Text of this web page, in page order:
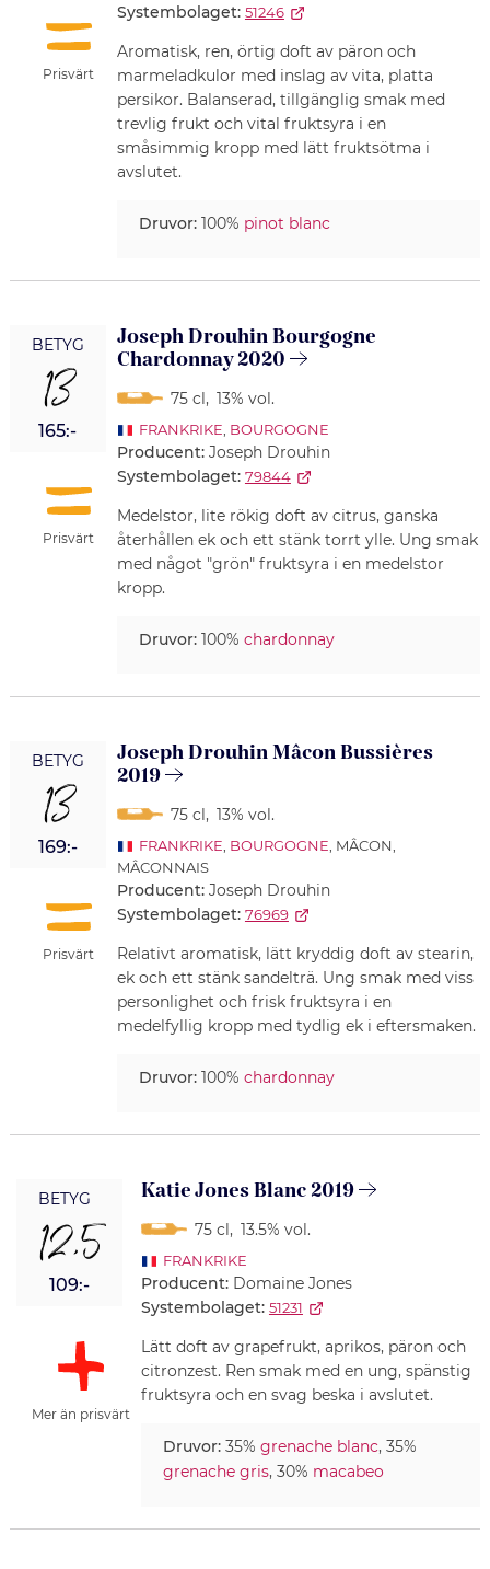
Prisvärt
Systembolaget: 51246
Aromatisk, ren, örtig doft av päron och
marmeladkulor med inslag av vita, platta
persikor. Balanserad, tillgänglig smak med
trevlig frukt och vital fruktsyra i en
småsimmig kropp med lätt fruktsötma i
avslutet.
Druvor:100% pinot blanc
BETYG
13
165:-
Prisvärt
Joseph Drouhin Bourgogne
Chardonnay 2020
75 cl , 13% vol.
FRANKRIKE, BOURGOGNE
Producent: Joseph Drouhin
Systembolaget: 79844
Medelstor, lite rökig doft av citrus, ganska
återhållen ek och ett stänk torrt ylle. Ung smak
med något "grön" fruktsyra i en medelstor
kropp.
Druvor:100% chardonnay
BETYG
13
169:-
Prisvärt
Joseph Drouhin Mâcon Bussières
2019
75 cl , 13% vol.
FRANKRIKE, BOURGOGNE, MÂCON,
MÂCONNAIS
Producent: Joseph Drouhin
Systembolaget: 76969
Relativt aromatisk, lätt kryddig doft av stearin,
ek och ett stänk sandelträ. Ung smak med viss
personlighet och frisk fruktsyra i en
medelfyllig kropp med tydlig ek i eftersmaken.
Druvor:100% chardonnay
BETYG
12,5
109:-
Mer än prisvärt
Katie Jones Blanc 2019
75 cl , 13.5% vol.
FRANKRIKE
Producent: Domaine Jones
Systembolaget: 51231
Lätt doft av grapefrukt, aprikos, päron och
citronzest. Ren smak med en ung, spänstig
fruktsyra och en svag beska i avslutet.
Druvor:35% grenache blanc, 35%
grenache gris, 30% macabeo